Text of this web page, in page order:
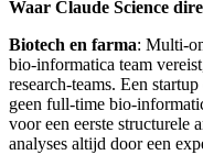
Waar Claude Science
Biotech en farma: Multi-
bio-informatica team
research-teams. Een
geen full-time bio-
voor een eerste structurele
analyses altijd door een